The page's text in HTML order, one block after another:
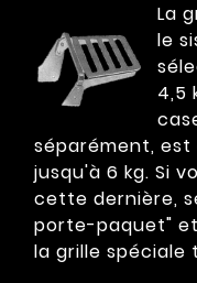
La
le
4,5
séparément,
jusqu'à 6 kg. Si
cette dernière,
porte-paquet"
la grille spéciale